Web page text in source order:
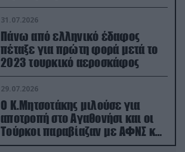
31.07.2026
Πάνω από ελληνικό έδαφος
πέταξε για πρώτη φορά μετά το
2023 τουρκικό αεροσκάφος
29.07.2026
Ο Κ.Μητσοτάκης μιλούσε για
αποτροπή στο Αγαθονήσι και οι
Τούρκοι παραβίαζαν με ΑΦΝΣ και
drone